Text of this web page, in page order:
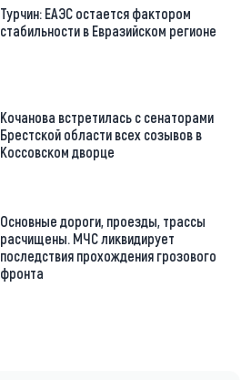
Турчин: ЕАЭС остается фактором
стабильности в Евразийском регионе
Кочанова встретилась с сенаторами
Брестской области всех созывов в
Коссовском дворце
Основные дороги, проезды, трассы
расчищены. МЧС ликвидирует
последствия прохождения грозового
фронта